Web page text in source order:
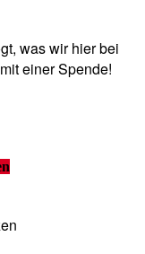
was wir hier bei
einer Spende!